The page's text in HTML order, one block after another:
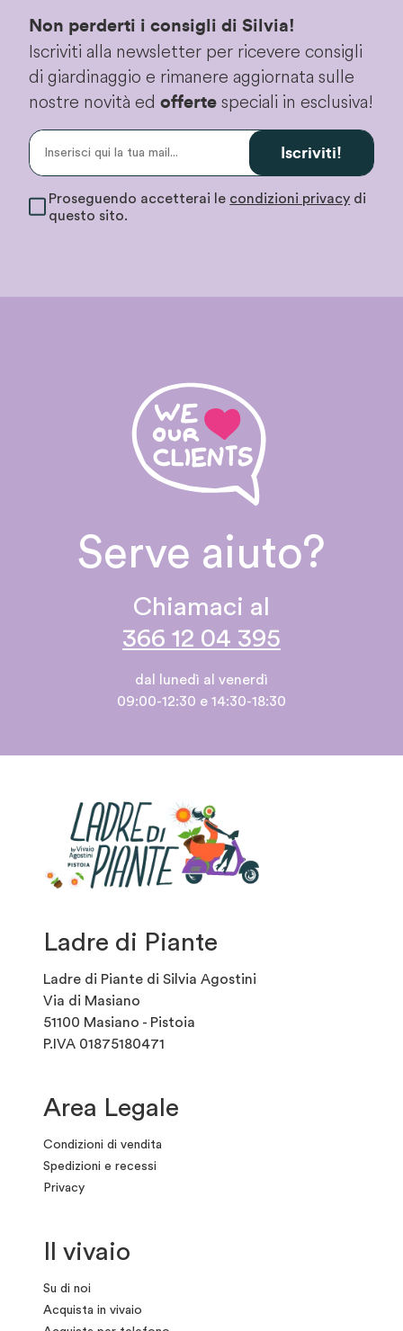
Non perderti i consigli di Silvia!
Iscriviti alla newsletter per ricevere consigli
di giardinaggio e rimanere aggiornata sulle
nostre novità ed offerte speciali in esclusiva!
Iscriviti!
Proseguendo accetterai le condizioni privacy di
questo sito.
Serve aiuto?
Chiamaci al
366 12 04 395
dal lunedì al venerdì
09:00-12:30 e 14:30-18:30
Ladre di Piante
Ladre di Piante di Silvia Agostini
Via di Masiano
51100 Masiano - Pistoia
P.IVA 01875180471
Area Legale
Condizioni di vendita
Spedizioni e recessi
Privacy
Il vivaio
Su di noi
Acquista in vivaio